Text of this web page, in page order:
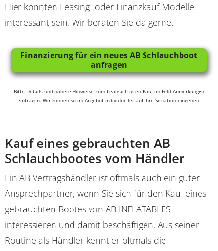
Hier könnten Leasing- oder Finanzkauf-Modelle
interessant sein. Wir beraten Sie da gerne.
Finanzierung für ein neues AB Schlauchboot
anfragen
Bitte Details und nähere Hinweise zum beabsichtigten Kauf im Feld Anmerkungen
eintragen. Wir können so im Angebot individueller auf Ihre Situation eingehen.
Kauf eines gebrauchten AB
Schlauchbootes vom Händler
Ein AB Vertragshändler ist oftmals auch ein guter
Ansprechpartner, wenn Sie sich für den Kauf eines
gebrauchten Bootes von AB INFLATABLES
interessieren und damit beschäftigen. Aus seiner
Routine als Händler kennt er oftmals die